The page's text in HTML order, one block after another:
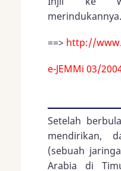
merindukannya.
==> http://
e-JEMMi 03/
Setelah
mendirikan,
(sebuah
Arabia di